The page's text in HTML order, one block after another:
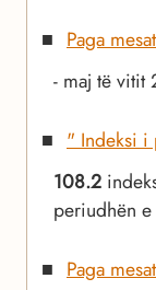
Paga
- maj të vitit
" Indeksi i
108.2
periudhën
Paga